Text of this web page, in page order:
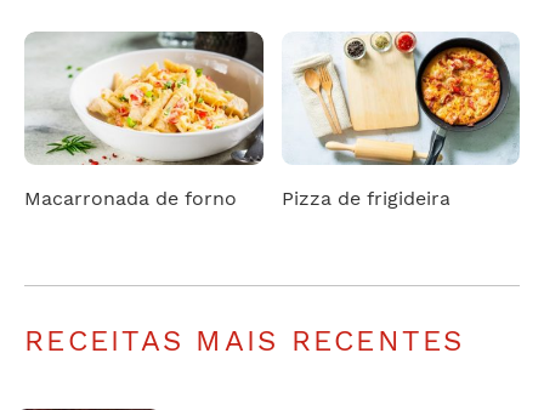
Macarronada de forno Pizza de frigideira
RECEITAS MAIS RECENTES